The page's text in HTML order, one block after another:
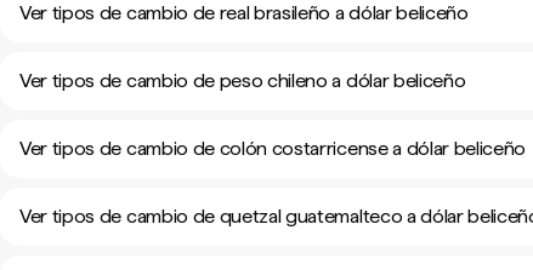
Ver tipos de cambio de real brasileño a dólar beliceño
Ver tipos de cambio de peso chileno a dólar beliceño
Ver tipos de cambio de colón costarricense a dólar beliceño
Ver tipos de cambio de quetzal guatemalteco a dólar